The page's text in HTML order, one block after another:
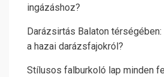
ingázáshoz?
Darázsirtás Balaton
a hazai darázsfajokról?
Stílusos falburkoló lap minden